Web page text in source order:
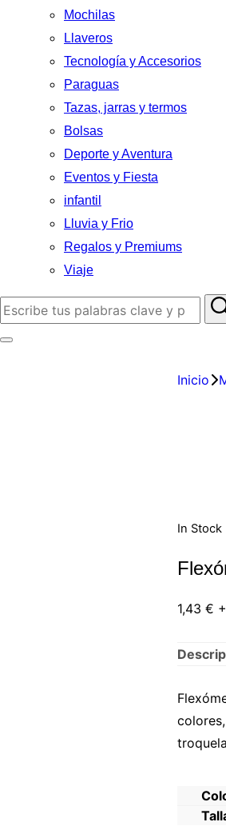
Mochilas
Llaveros
Tecnología y Accesorios
Paraguas
Tazas, jarras y termos
Bolsas
Deporte y Aventura
Eventos y Fiesta
infantil
Lluvia y Frio
Regalos y Premiums
Viaje
Inicio
In Stock
1,43 €